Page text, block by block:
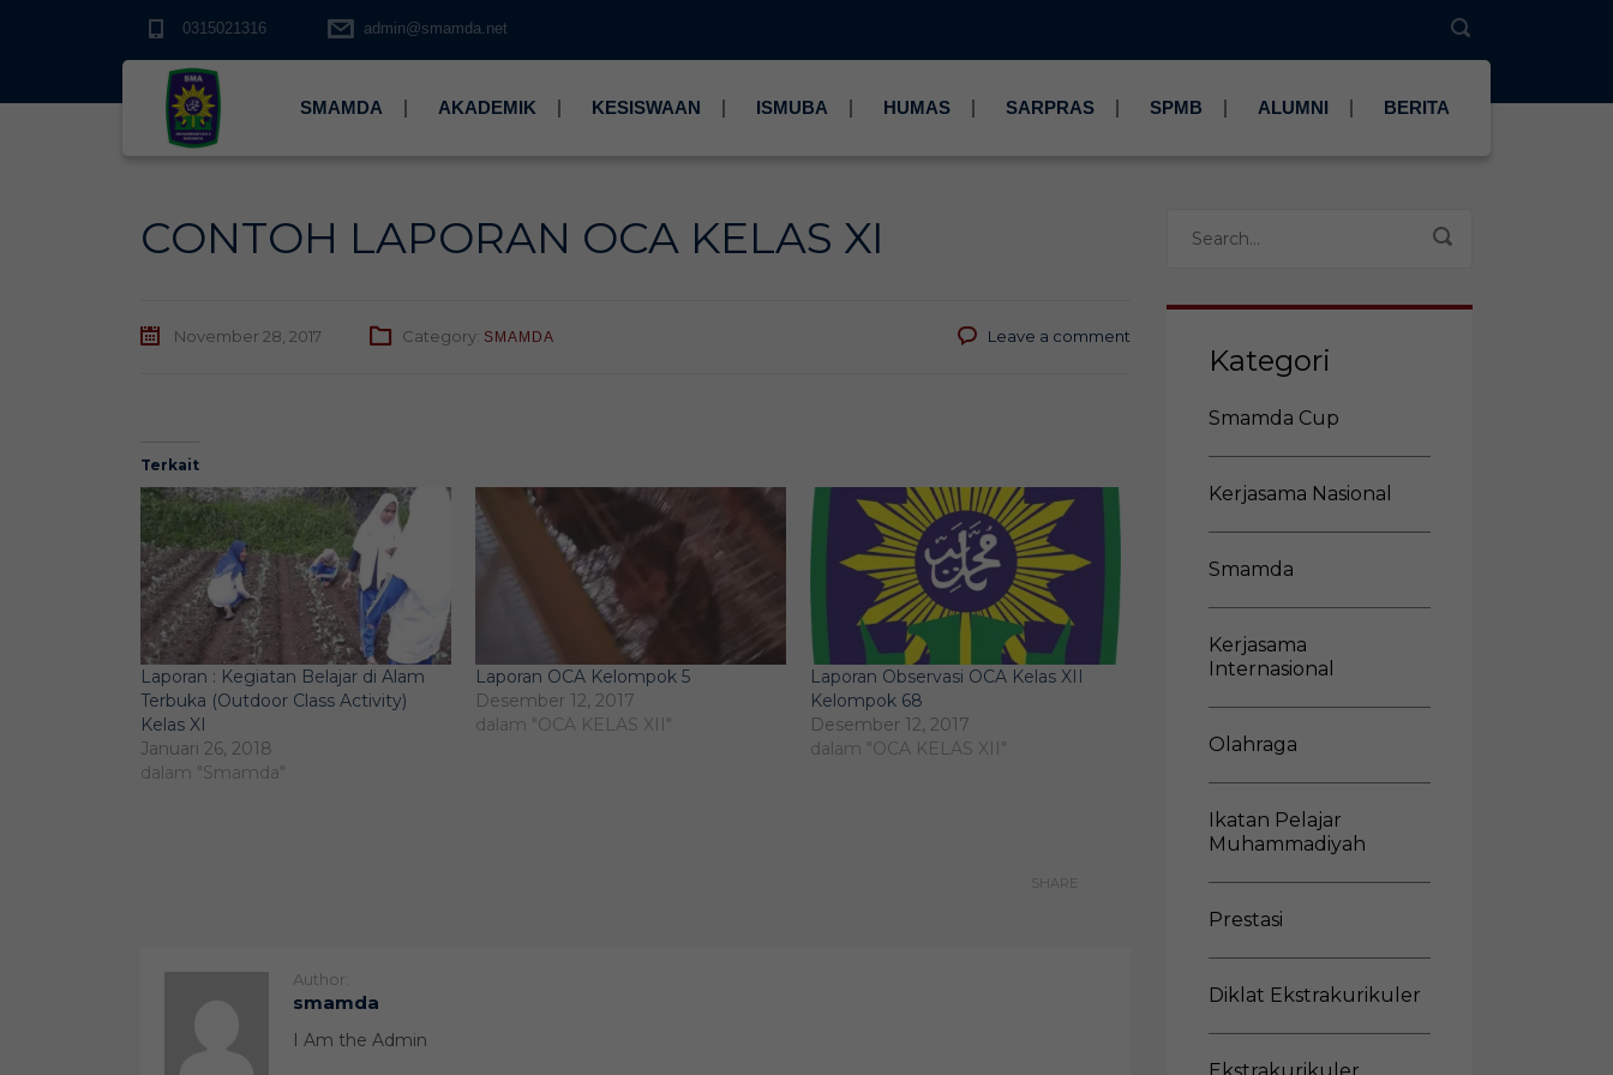
0315021316 admin@smamda.net
SMAMDA AKADEMIK KESISWAAN ISMUBA HUMAS SARPRAS SPMB ALUMNI BERITA
CONTOH LAPORAN OCA KELAS XI
November 28, 2017 Category: SMAMDA Leave a comment
Terkait
Laporan : Kegiatan Belajar di Alam
Terbuka (Outdoor Class Activity)
Kelas XI
Januari 26, 2018
dalam "Smamda"
Laporan OCA Kelompok 5
Desember 12, 2017
dalam "OCA KELAS XII"
Laporan Observasi OCA Kelas XII
Kelompok 68
Desember 12, 2017
dalam "OCA KELAS XII"
SHARE
Author:
smamda
I Am the Admin
Kategori
Smamda Cup
Kerjasama Nasional
Smamda
Kerjasama
Internasional
Olahraga
Ikatan Pelajar
Muhammadiyah
Prestasi
Diklat Ekstrakurikuler